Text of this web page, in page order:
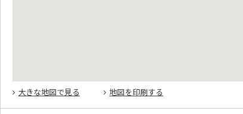
大きな地図で見る 地図を印刷する